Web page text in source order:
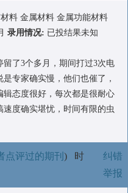
料 金属材料 金属功能材料
录用情况: 已投结果未知
留了3个多月，期间打过3次电
专家确实慢，他们也催了，
辑态度很好，每次都是很耐心
速度确实堪忧，时间有限的虫
点评过的期刊 ) 时
纠错
举报